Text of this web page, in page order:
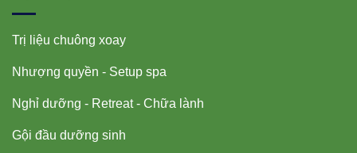
Trị liệu chuông xoay
Nhượng quyền - Setup spa
Nghỉ dưỡng - Retreat - Chữa lành
Gội đầu dưỡng sinh